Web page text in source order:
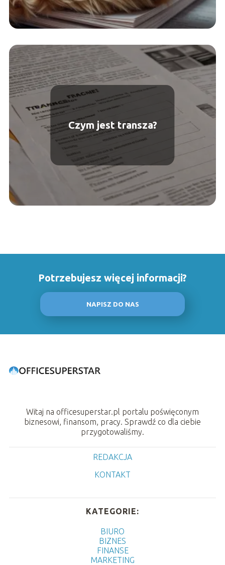
Czym jest transza?
Potrzebujesz więcej informacji?
NAPISZ DO NAS
Witaj na officesuperstar.pl portalu poświęconym
biznesowi, finansom, pracy. Sprawdź co dla ciebie
przygotowaliśmy.
REDAKCJA
KONTAKT
KATEGORIE:
BIURO
BIZNES
FINANSE
MARKETING